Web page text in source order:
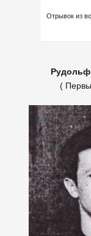
Отрывок из
(